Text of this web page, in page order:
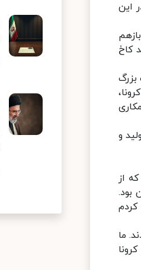
این
کاخ
بزرگ
و
از
ویروس فوت کردند و تست‌شان مثبت است، ۳۰ بهمن بود.
کردم
دادند. ما